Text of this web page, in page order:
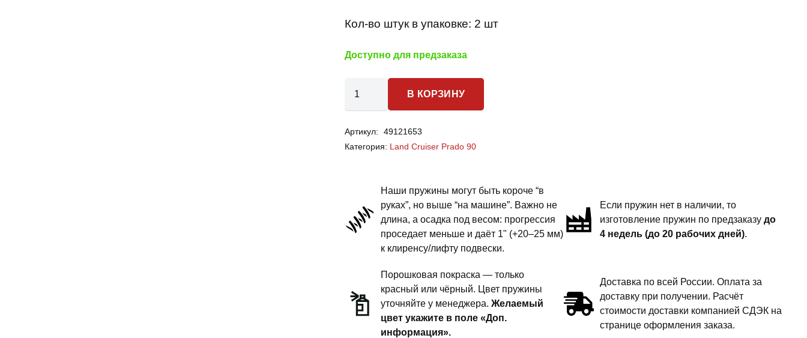
Кол-во штук в упаковке: 2 шт
Доступно для предзаказа
Land
Cruiser
пружины
подвески
дюйма
комфорт
В КОРЗИНУ
Артикул:
49121653
Категория: Land Cruiser Prado 90
Наши пружины могут быть короче “в
руках”, но выше “на машине”. Важно не
длина, а осадка под весом: прогрессия
проседает меньше и даёт 1" (+20–25 мм)
к клиренсу/лифту подвески.
Если пружин нет в наличии, то
изготовление пружин по предзаказудо
4 недель (до 20 рабочих дней).
Порошковая покраска — только
красный или чёрный. Цвет пружины
уточняйте у менеджера.Желаемый
цвет укажите в поле «Доп.
информация».
Доставка по всей России. Оплата за
доставку при получении. Расчёт
стоимости доставки компанией СДЭК на
странице оформления заказа.